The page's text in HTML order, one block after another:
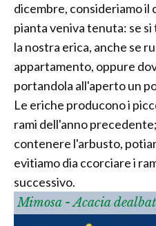
dicembre, consideriamo il
pianta veniva tenuta: se
la nostra erica, anche se
appartamento, oppure
portandola all'aperto un
Le eriche producono i
rami dell'anno
contenere l'arbusto,
evitiamo dia ccorciare i
successivo.
Mimosa - Acacia